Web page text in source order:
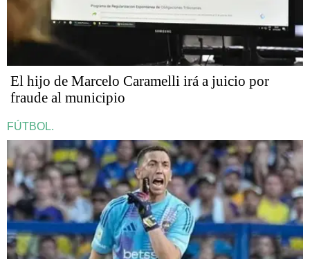
​​​​​El hijo de Marcelo Caramelli irá a juicio por
fraude al municipio
FÚTBOL.